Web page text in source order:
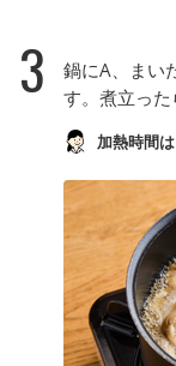
3
鍋にA、まい
す。煮立った
加熱時間